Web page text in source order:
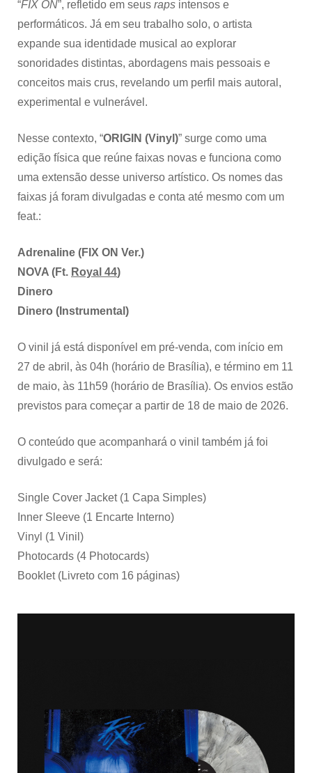
“FIX ON”, refletido em seus raps intensos e
performáticos. Já em seu trabalho solo, o artista
expande sua identidade musical ao explorar
sonoridades distintas, abordagens mais pessoais e
conceitos mais crus, revelando um perfil mais autoral,
experimental e vulnerável.
Nesse contexto, “ORIGIN (Vinyl)” surge como uma
edição física que reúne faixas novas e funciona como
uma extensão desse universo artístico. Os nomes das
faixas já foram divulgadas e conta até mesmo com um
feat.:
Adrenaline (FIX ON Ver.)
NOVA (Ft. Royal 44)
Dinero
Dinero (Instrumental)
O vinil já está disponível em pré-venda, com início em
27 de abril, às 04h (horário de Brasília), e término em 11
de maio, às 11h59 (horário de Brasília). Os envios estão
previstos para começar a partir de 18 de maio de 2026.
O conteúdo que acompanhará o vinil também já foi
divulgado e será:
Single Cover Jacket (1 Capa Simples)
Inner Sleeve (1 Encarte Interno)
Vinyl (1 Vinil)
Photocards (4 Photocards)
Booklet (Livreto com 16 páginas)